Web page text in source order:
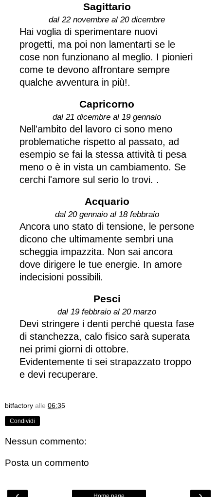
Sagittario
dal 22 novembre al 20 dicembre
Hai voglia di sperimentare nuovi
progetti, ma poi non lamentarti se le
cose non funzionano al meglio. I pionieri
come te devono affrontare sempre
qualche avventura in più!.
Capricorno
dal 21 dicembre al 19 gennaio
Nell'ambito del lavoro ci sono meno
problematiche rispetto al passato, ad
esempio se fai la stessa attività ti pesa
meno o è in vista un cambiamento. Se
cerchi l'amore sul serio lo trovi. .
Acquario
dal 20 gennaio al 18 febbraio
Ancora uno stato di tensione, le persone
dicono che ultimamente sembri una
scheggia impazzita. Non sai ancora
dove dirigere le tue energie. In amore
indecisioni possibili.
Pesci
dal 19 febbraio al 20 marzo
Devi stringere i denti perché questa fase
di stanchezza, calo fisico sarà superata
nei primi giorni di ottobre.
Evidentemente ti sei strapazzato troppo
e devi recuperare.
bitfactory alle 06:35
Condividi
Nessun commento:
Posta un commento